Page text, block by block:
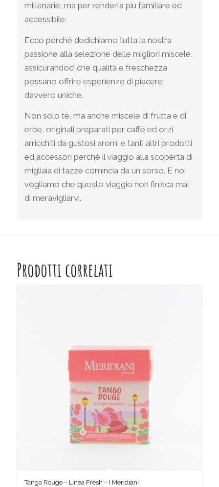
millenarie, ma per renderla più familiare ed
accessibile.
Ecco perché dedichiamo tutta la nostra
passione alla selezione delle migliori miscele,
assicurandoci che qualità e freschezza
possano offrire esperienze di piacere
davvero uniche.
Non solo tè, ma anche miscele di frutta e di
erbe, originali preparati per caffè ed orzi
arricchiti da gustosi aromi e tanti altri prodotti
ed accessori perchè il viaggio alla scoperta di
migliaia di tazze comincia da un sorso. E noi
vogliamo che questo viaggio non finisca mai
di meravigliarvi.
Prodotti correlati
Tango Rouge – Linea Fresh – I Meridiani